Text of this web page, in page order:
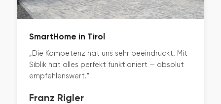
SmartHome in Tirol
„Die Kompetenz hat uns sehr beeindruckt. Mit
Siblik hat alles perfekt funktioniert — absolut
empfehlenswert."
Franz Rigler